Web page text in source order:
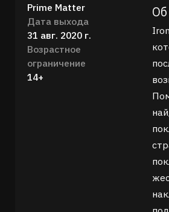
Prime Matter
Дата выхода
31 авг. 2020 г.
Возрастное
ограничение
14+